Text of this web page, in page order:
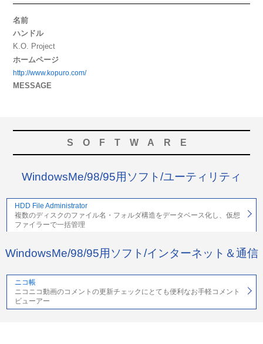
名前
ハンドル
K.O. Project
ホームページ
http://www.kopuro.com/
MESSAGE
SOFTWARE
WindowsMe/98/95用ソフト/ユーティリティ
HDD File Administrator
複数のディスクのファイル名・フォルダ構造をデータベース化し、仮想
ファイラーで一括管理
WindowsMe/98/95用ソフト/インターネット＆通信
ニコ帳
ニコニコ動画のコメントの更新チェックにとても便利なお手軽コメント
ビューアー